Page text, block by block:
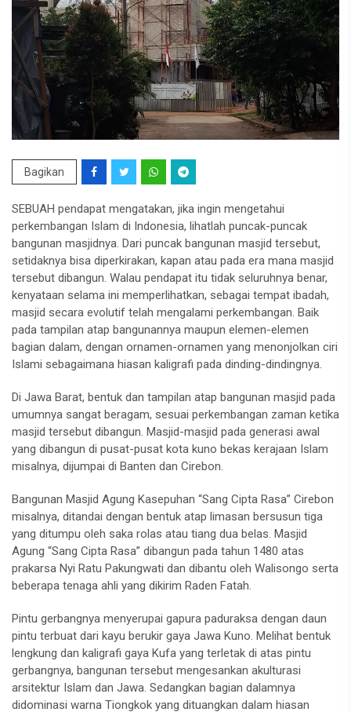
Bagikan
SEBUAH pendapat mengatakan, jika ingin mengetahui
perkembangan Islam di Indonesia, lihatlah puncak-puncak
bangunan masjidnya. Dari puncak bangunan masjid tersebut,
setidaknya bisa diperkirakan, kapan atau pada era mana masjid
tersebut dibangun. Walau pendapat itu tidak seluruhnya benar,
kenyataan selama ini memperlihatkan, sebagai tempat ibadah,
masjid secara evolutif telah mengalami perkembangan. Baik
pada tampilan atap bangunannya maupun elemen-elemen
bagian dalam, dengan ornamen-ornamen yang menonjolkan ciri
Islami sebagaimana hiasan kaligrafi pada dinding-dindingnya.
Di Jawa Barat, bentuk dan tampilan atap bangunan masjid pada
umumnya sangat beragam, sesuai perkembangan zaman ketika
masjid tersebut dibangun. Masjid-masjid pada generasi awal
yang dibangun di pusat-pusat kota kuno bekas kerajaan Islam
misalnya, dijumpai di Banten dan Cirebon.
Bangunan Masjid Agung Kasepuhan “Sang Cipta Rasa” Cirebon
misalnya, ditandai dengan bentuk atap limasan bersusun tiga
yang ditumpu oleh saka rolas atau tiang dua belas. Masjid
Agung “Sang Cipta Rasa” dibangun pada tahun 1480 atas
prakarsa Nyi Ratu Pakungwati dan dibantu oleh Walisongo serta
beberapa tenaga ahli yang dikirim Raden Fatah.
Pintu gerbangnya menyerupai gapura paduraksa dengan daun
pintu terbuat dari kayu berukir gaya Jawa Kuno. Melihat bentuk
lengkung dan kaligrafi gaya Kufa yang terletak di atas pintu
gerbangnya, bangunan tersebut mengesankan akulturasi
arsitektur Islam dan Jawa. Sedangkan bagian dalamnya
didominasi warna Tiongkok yang dituangkan dalam hiasan